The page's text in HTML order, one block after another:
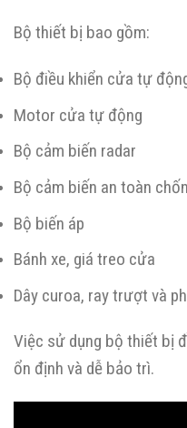
Bộ thiết bị bao gồm:
Bộ điều khiển cửa tự
Motor cửa tự động
Bộ cảm biến radar
Bộ cảm biến an toàn
Bộ biến áp
Bánh xe, giá treo cửa
Dây curoa, ray trượt và
Việc sử dụng bộ thiết bị
ổn định và dễ bảo trì.